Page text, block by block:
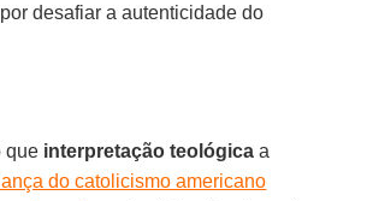
por desafiar a autenticidade do
que interpretação teológica a
do catolicismo americano